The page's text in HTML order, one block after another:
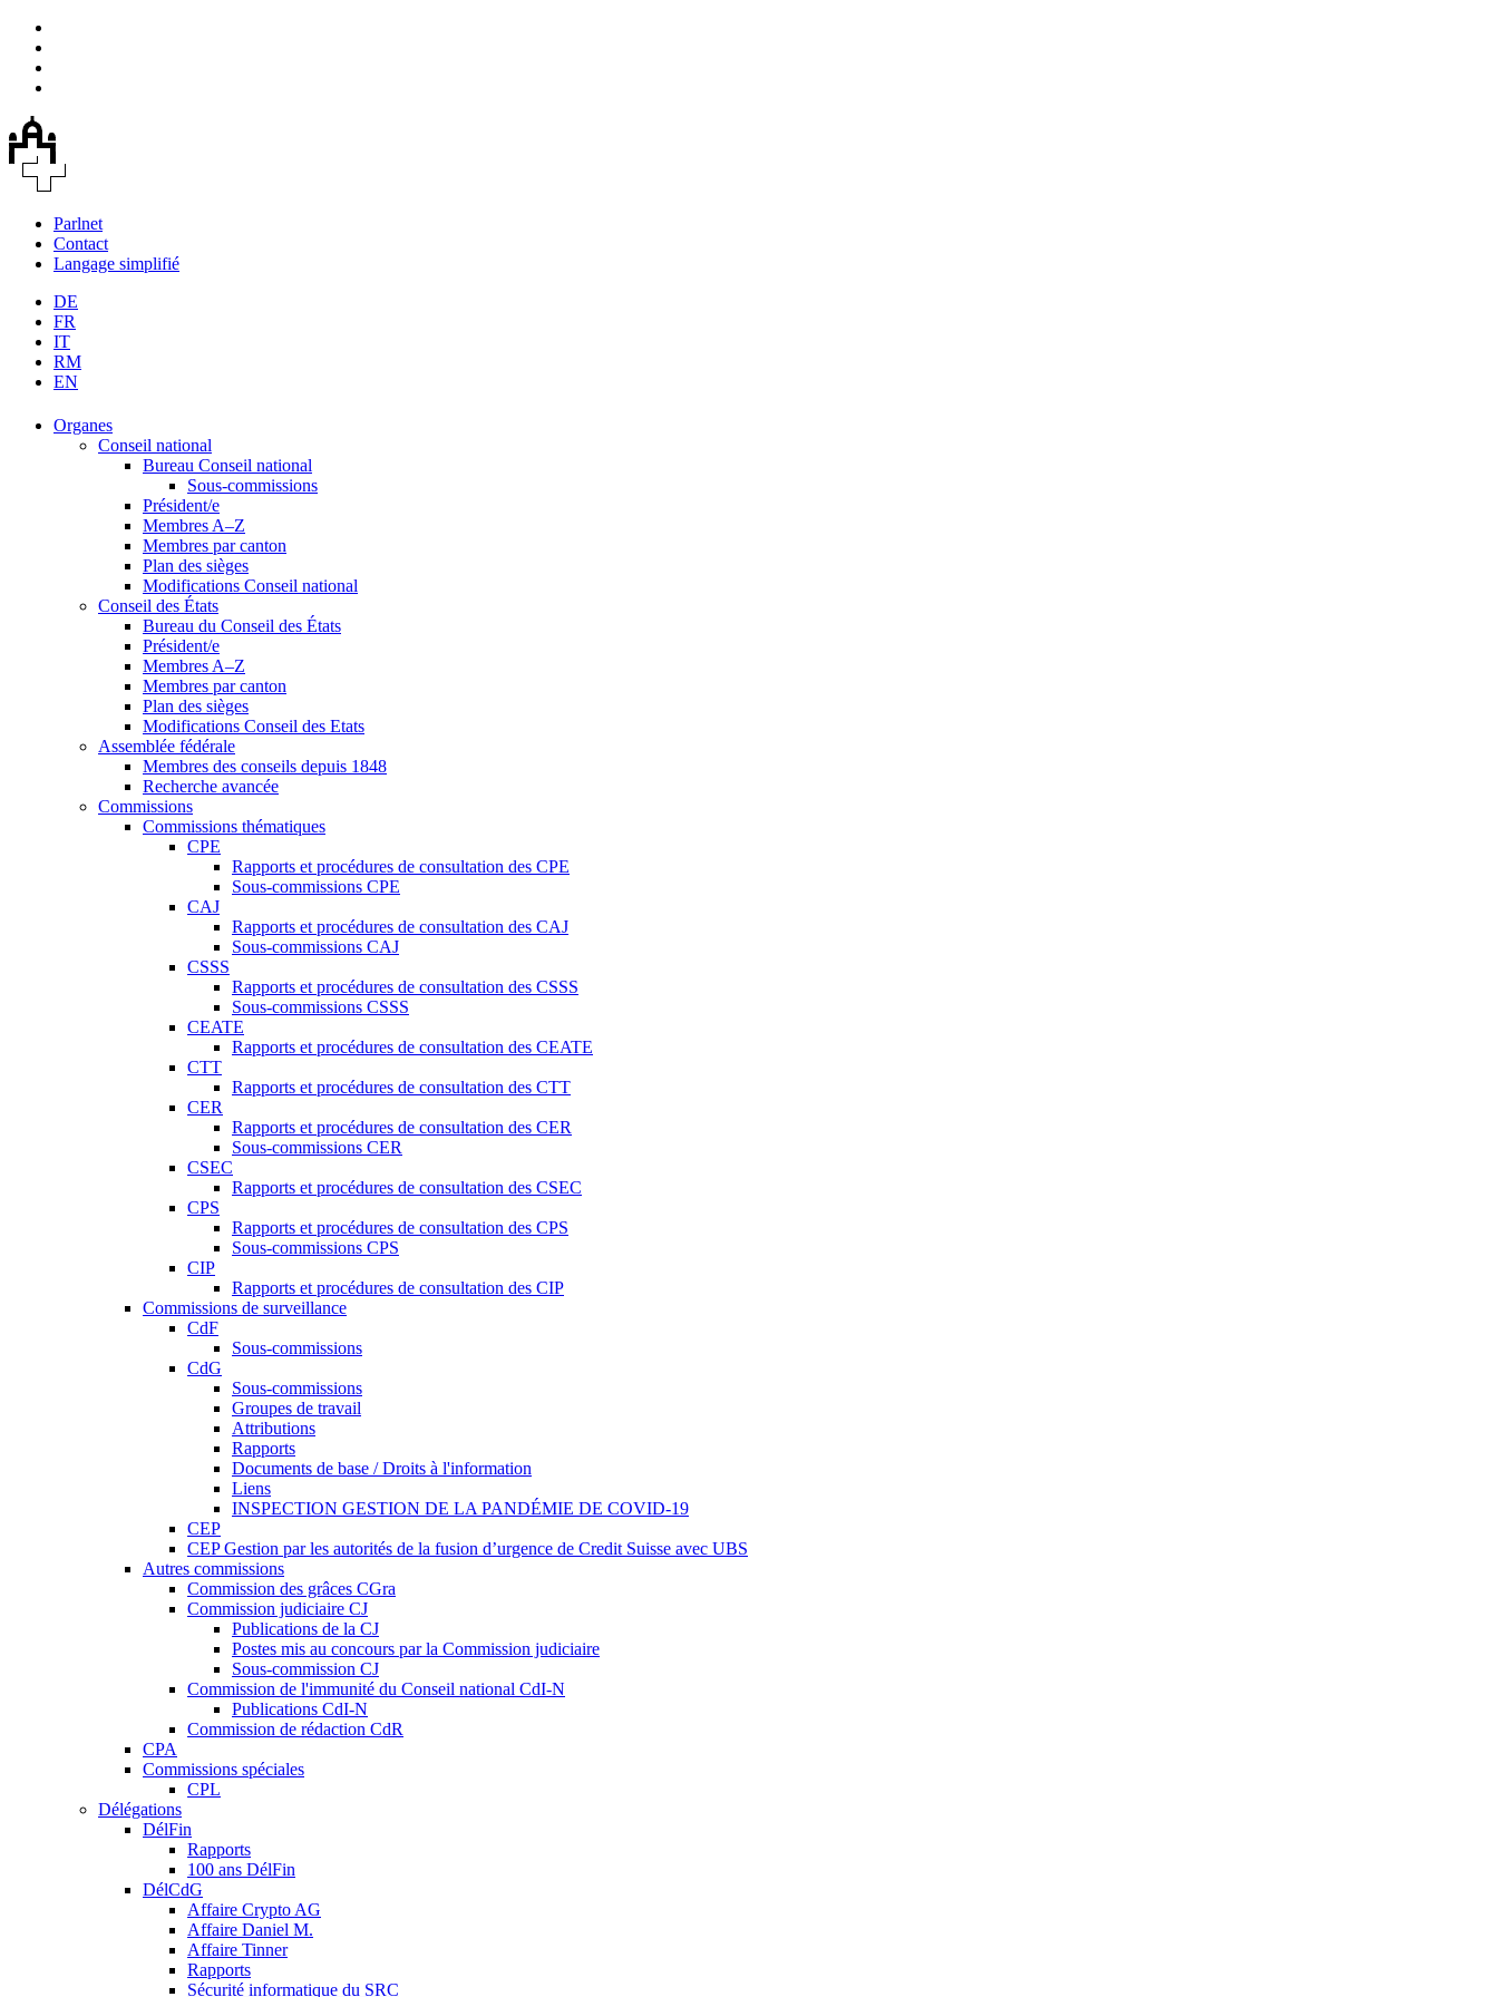
Parlnet
Contact
Langage simplifié
DE
FR
IT
RM
EN
Organes
Conseil national
Bureau Conseil national
Sous-commissions
Président/e
Membres A–Z
Membres par canton
Plan des sièges
Modifications Conseil national
Conseil des États
Bureau du Conseil des États
Président/e
Membres A–Z
Membres par canton
Plan des sièges
Modifications Conseil des Etats
Assemblée fédérale
Membres des conseils depuis 1848
Recherche avancée
Commissions
Commissions thématiques
CPE
Rapports et procédures de consultation des CPE
Sous-commissions CPE
CAJ
Rapports et procédures de consultation des CAJ
Sous-commissions CAJ
CSSS
Rapports et procédures de consultation des CSSS
Sous-commissions CSSS
CEATE
Rapports et procédures de consultation des CEATE
CTT
Rapports et procédures de consultation des CTT
CER
Rapports et procédures de consultation des CER
Sous-commissions CER
CSEC
Rapports et procédures de consultation des CSEC
CPS
Rapports et procédures de consultation des CPS
Sous-commissions CPS
CIP
Rapports et procédures de consultation des CIP
Commissions de surveillance
CdF
Sous-commissions
CdG
Sous-commissions
Groupes de travail
Attributions
Rapports
Documents de base / Droits à l'information
Liens
INSPECTION GESTION DE LA PANDÉMIE DE COVID-19
CEP
CEP Gestion par les autorités de la fusion d’urgence de Credit Suisse avec UBS
Autres commissions
Commission des grâces CGra
Commission judiciaire CJ
Publications de la CJ
Postes mis au concours par la Commission judiciaire
Sous-commission CJ
Commission de l'immunité du Conseil national CdI-N
Publications CdI-N
Commission de rédaction CdR
CPA
Commissions spéciales
CPL
Délégations
DélFin
Rapports
100 ans DélFin
DélCdG
Affaire Crypto AG
Affaire Daniel M.
Affaire Tinner
Rapports
Sécurité informatique du SRC